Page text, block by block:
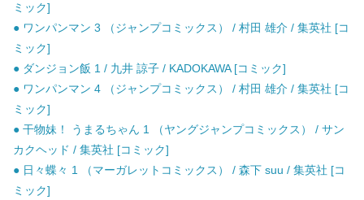
ミック]
● ワンパンマン 3 （ジャンプコミックス） / 村田 雄介 / 集英社 [コ
ミック]
● ダンジョン飯 1 / 九井 諒子 / KADOKAWA [コミック]
● ワンパンマン 4 （ジャンプコミックス） / 村田 雄介 / 集英社 [コ
ミック]
● 干物妹！ うまるちゃん 1 （ヤングジャンプコミックス） / サン
カクヘッド / 集英社 [コミック]
● 日々蝶々 1 （マーガレットコミックス） / 森下 suu / 集英社 [コ
ミック]